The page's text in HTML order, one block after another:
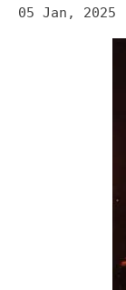
05 Jan, 2025